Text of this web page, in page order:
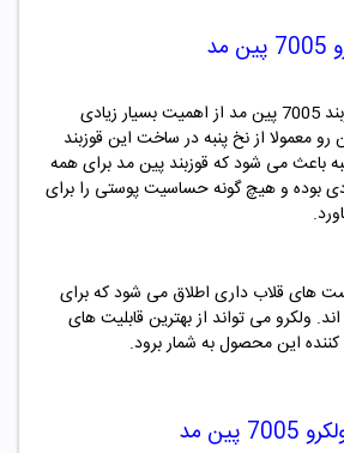
ضد حساسیت بودن قوزبند 7005 پین مد از اهمیت بسیار زیادی
رو معمولا از نخ پنبه در ساخت این قوزبند
باعث می شود که قوزبند پین مد برای همه
بوده و هیچ گونه حساسیت پوستی را برای
های قلاب داری اطلاق می شود که برای
ولکرو می تواند از بهترین قابلیت های
این محصول به شمار برود.
پین مد